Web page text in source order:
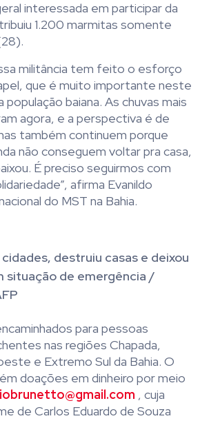
interessada em participar da
1.200 marmitas somente
militância tem feito o esforço
que é muito importante neste
baiana. As chuvas mais
agora, e a perspectiva é de
também continuem porque
não conseguem voltar pra casa,
É preciso seguirmos com
afirma Evanildo
do MST na Bahia.
destruiu casas e deixou
situação de emergência /
para pessoas
nas regiões Chapada,
e Extremo Sul da Bahia. O
doações em dinheiro por meio
, cuja
de Carlos Eduardo de Souza